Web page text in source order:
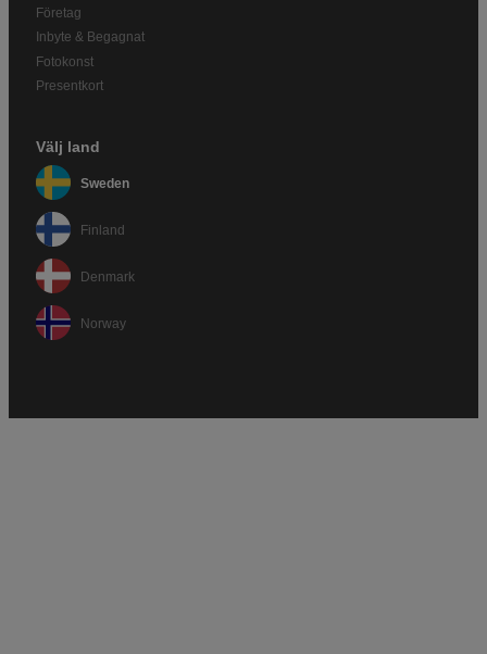
Företag
Inbyte & Begagnat
Fotokonst
Presentkort
Välj land
Sweden
Finland
Denmark
Norway